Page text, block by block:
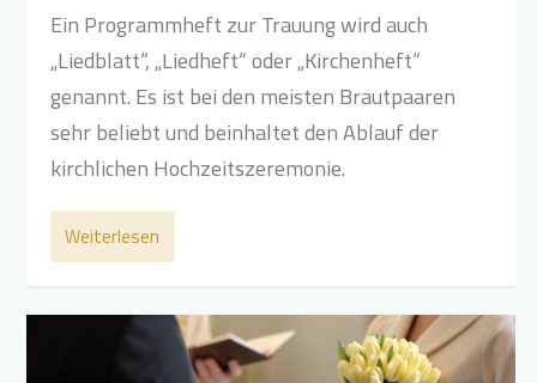
Ein Programmheft zur Trauung wird auch
„Liedblatt“, „Liedheft“ oder „Kirchenheft“
genannt. Es ist bei den meisten Brautpaaren
sehr beliebt und beinhaltet den Ablauf der
kirchlichen Hochzeitszeremonie.
Weiterlesen